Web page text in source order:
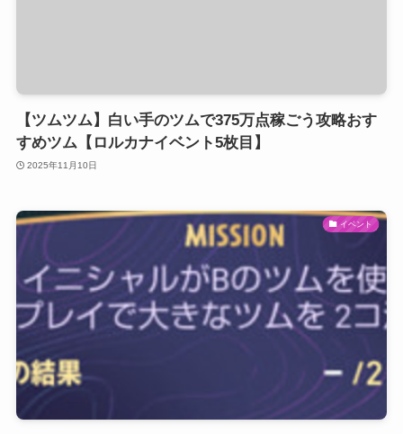
【ツムツム】白い手のツムで375万点稼ごう攻略おす
すめツム【ロルカナイベント5枚目】
2025年11月10日
イベント